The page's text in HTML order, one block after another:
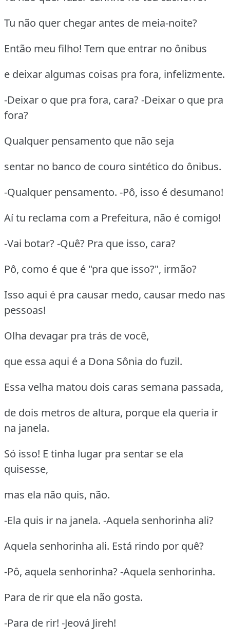
Tu não quer chegar antes de meia-noite?
Então meu filho! Tem que entrar no ônibus
e deixar algumas coisas pra fora, infelizmente.
-Deixar o que pra fora, cara? -Deixar o que pra
fora?
Qualquer pensamento que não seja
sentar no banco de couro sintético do ônibus.
-Qualquer pensamento. -Pô, isso é desumano!
Aí tu reclama com a Prefeitura, não é comigo!
-Vai botar? -Quê? Pra que isso, cara?
Pô, como é que é "pra que isso?", irmão?
Isso aqui é pra causar medo, causar medo nas
pessoas!
Olha devagar pra trás de você,
que essa aqui é a Dona Sônia do fuzil.
Essa velha matou dois caras semana passada,
de dois metros de altura, porque ela queria ir
na janela.
Só isso! E tinha lugar pra sentar se ela
quisesse,
mas ela não quis, não.
-Ela quis ir na janela. -Aquela senhorinha ali?
Aquela senhorinha ali. Está rindo por quê?
-Pô, aquela senhorinha? -Aquela senhorinha.
Para de rir que ela não gosta.
-Para de rir! -Jeová Jireh!